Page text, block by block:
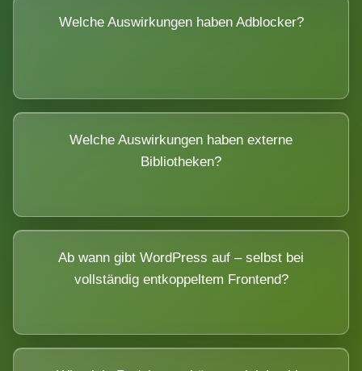
Welche Auswirkungen haben Adblocker?
Welche Auswirkungen haben externe
Bibliotheken?
Ab wann gibt WordPress auf – selbst bei
vollständig entkoppeltem Frontend?